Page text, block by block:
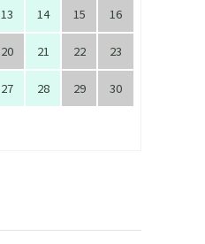
13 14 15 16
20 21 22 23
27 28 29 30